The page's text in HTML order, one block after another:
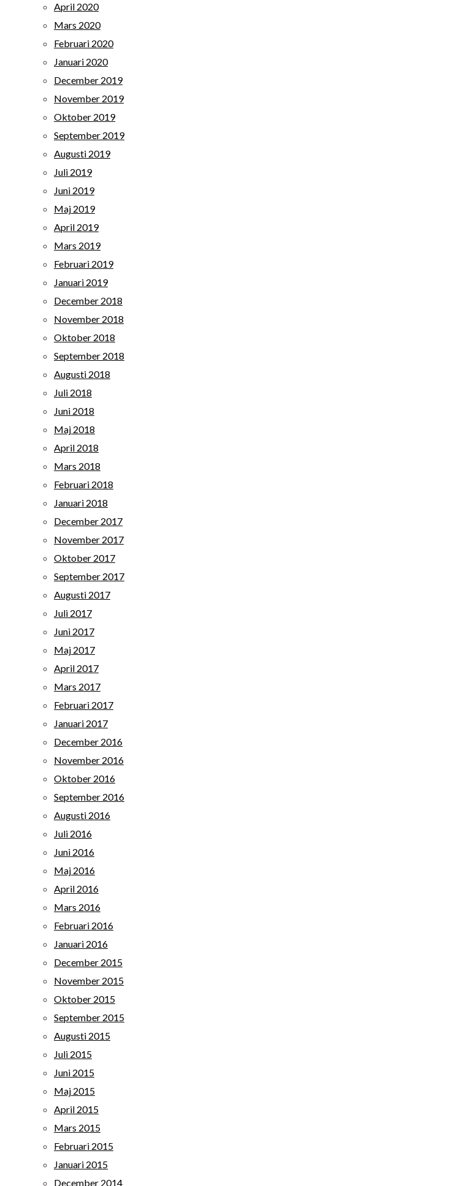
April 2020
Mars 2020
Februari 2020
Januari 2020
December 2019
November 2019
Oktober 2019
September 2019
Augusti 2019
Juli 2019
Juni 2019
Maj 2019
April 2019
Mars 2019
Februari 2019
Januari 2019
December 2018
November 2018
Oktober 2018
September 2018
Augusti 2018
Juli 2018
Juni 2018
Maj 2018
April 2018
Mars 2018
Februari 2018
Januari 2018
December 2017
November 2017
Oktober 2017
September 2017
Augusti 2017
Juli 2017
Juni 2017
Maj 2017
April 2017
Mars 2017
Februari 2017
Januari 2017
December 2016
November 2016
Oktober 2016
September 2016
Augusti 2016
Juli 2016
Juni 2016
Maj 2016
April 2016
Mars 2016
Februari 2016
Januari 2016
December 2015
November 2015
Oktober 2015
September 2015
Augusti 2015
Juli 2015
Juni 2015
Maj 2015
April 2015
Mars 2015
Februari 2015
Januari 2015
December 2014